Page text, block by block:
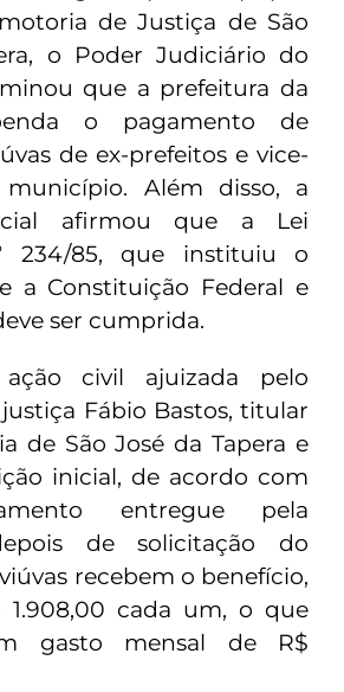
de Justiça de São
o Poder Judiciário do
que a prefeitura da
o pagamento de
de ex-prefeitos e vice-
Além disso, a
afirmou que a Lei
234/85, que instituiu o
a Constituição Federal e
ser cumprida.
civil ajuizada pelo
Fábio Bastos, titular
de São José da Tapera e
inicial, de acordo com
entregue pela
de solicitação do
recebem o benefício,
cada um, o que
gasto mensal de R$